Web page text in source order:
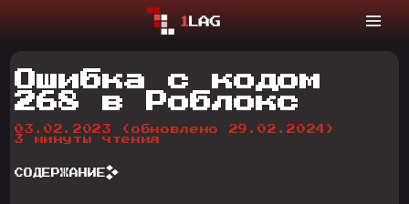
Ошибка с кодом
268 в Роблокс
03.02.2023
(обновлено 29.02.2024)
3 минуты чтения
СОДЕРЖАНИЕ